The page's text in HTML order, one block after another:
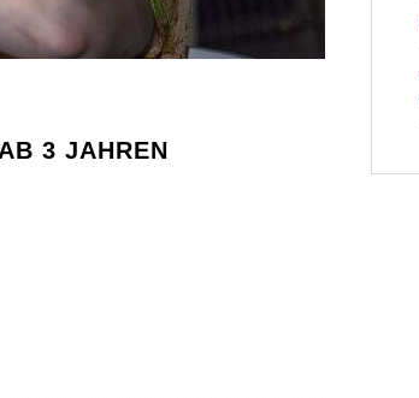
3 JAHREN